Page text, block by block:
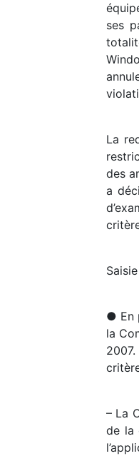
ses
La
des
a
● En
la
– La
de la